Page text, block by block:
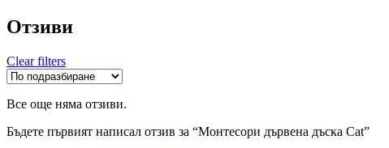
Отзиви
Clear filters
Все още няма отзиви.
Бъдете първият написал отзив за “Монтесори дървена дъска Cat”